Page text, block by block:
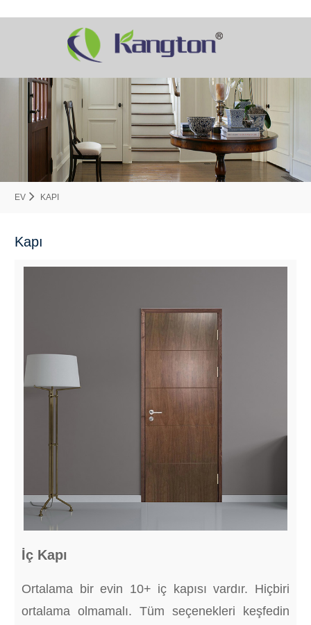
EV KAPI
Kapı
İç Kapı
Ortalama bir evin 10+ iç kapısı vardır. Hiçbiri
ortalama olmamalı. Tüm seçenekleri keşfedin